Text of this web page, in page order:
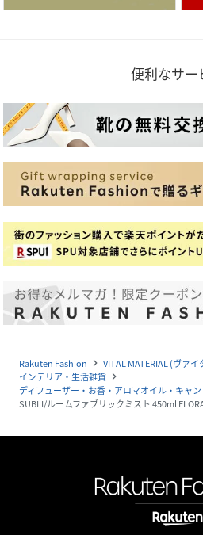
便利なサー
Rakuten Fashion navigate_next VITAL MATERIAL (ヴァ
インテリア・生活雑貨 navigate_next
ディフューザー・お香・アロマオイル・キャ
SUBLI/ルームファブリックミスト 450ml